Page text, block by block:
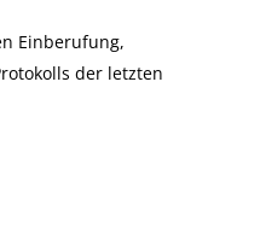
Einberufung,
der letzten